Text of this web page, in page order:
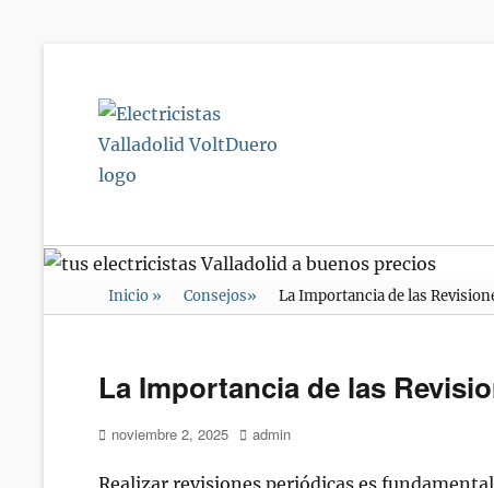
Electricistas
Valladolid
VoltDuero
Inicio » Consejos» La Importancia de las
La Importancia de las
Publicado
noviembre 2, 2025 Autor
admin
Realizar revisiones periódicas es